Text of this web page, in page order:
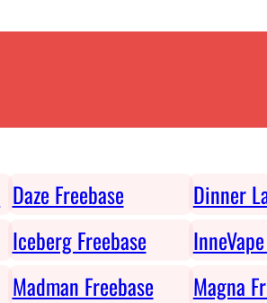
Daze Freebase
Dinner
Iceberg Freebase
Madman Freebase
Magna